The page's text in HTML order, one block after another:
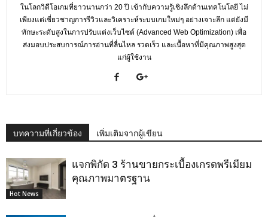
ในโลกวิดีโอเกมที่ยาวนานกว่า 20 ปี เข้ากับความรู้เชิงลึกด้านเทคโนโลยี ไม่
เพียงแต่เชี่ยวชาญการรีวิวและวิเคราะห์ระบบเกมใหม่ๆ อย่างเจาะลึก แต่ยังมี
ทักษะระดับสูงในการปรับแต่งเว็บไซต์ (Advanced Web Optimization) เพื่อ
ส่งมอบประสบการณ์การอ่านที่ลื่นไหล รวดเร็ว และเนื้อหาที่มีคุณภาพสูงสุด
แก่ผู้ใช้งาน
บทความที่เกี่ยวข้อง เพิ่มเติมจากผู้เขียน
Hot News
แจกพิกัด 3 ร้านขายกระเบื้องเกรดพรีเมียม
คุณภาพมาตรฐาน